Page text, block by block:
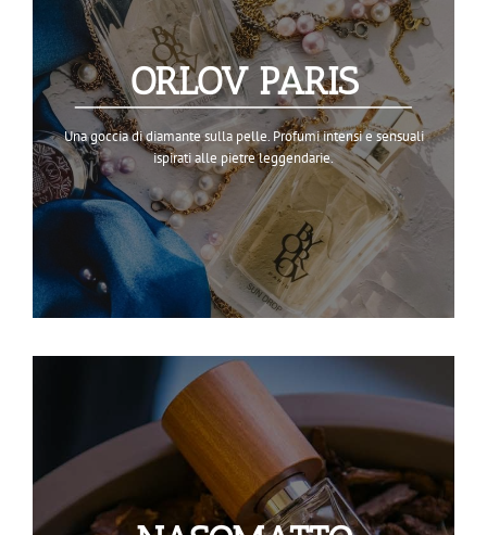
ORLOV PARIS
Una goccia di diamante sulla pelle. Profumi intensi e sensuali
ispirati alle pietre leggendarie.